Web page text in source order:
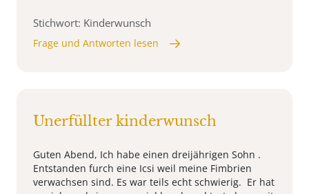
Stichwort: Kinderwunsch
Frage und Antworten lesen
Unerfüllter kinderwunsch
Guten Abend, Ich habe einen dreijährigen Sohn .
Entstanden furch eine Icsi weil meine Fimbrien
verwachsen sind. Es war teils echt schwierig. Er hat